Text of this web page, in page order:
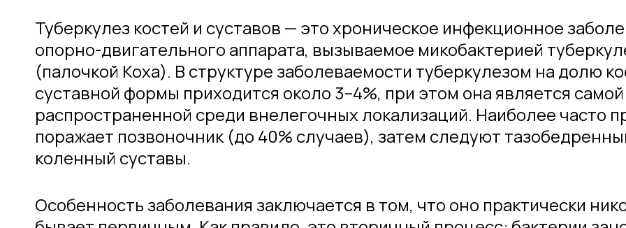
Туберкулез костей и суставов — это хроническое инфекционное
опорно-двигательного аппарата, вызываемое микобактерией
(палочкой Коха). В структуре заболеваемости туберкулезом на долю
суставной формы приходится около 3–4%, при этом она является самой
распространенной среди внелегочных локализаций. Наиболее часто
поражает позвоночник (до 40% случаев), затем следуют
коленный суставы.
Особенность заболевания заключается в том, что оно практически